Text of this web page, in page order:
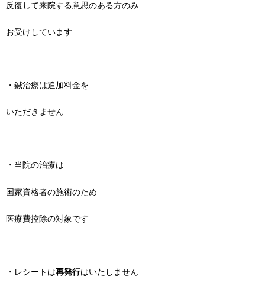
反復して来院する意思のある方のみ
お受けしています
・鍼治療は追加料金を
いただきません
・当院の治療は
国家資格者の施術のため
医療費控除の対象です
・レシートは再発行はいたしません